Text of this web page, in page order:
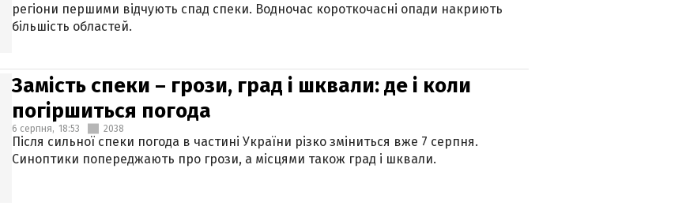
регіони першими відчують спад спеки. Водночас короткочасні опади накриють
більшість областей.
Замість спеки – грози, град і шквали: де і коли
погіршиться погода
6 серпня, 18:53 2038
Після сильної спеки погода в частині України різко зміниться вже 7 серпня.
Синоптики попереджають про грози, а місцями також град і шквали.